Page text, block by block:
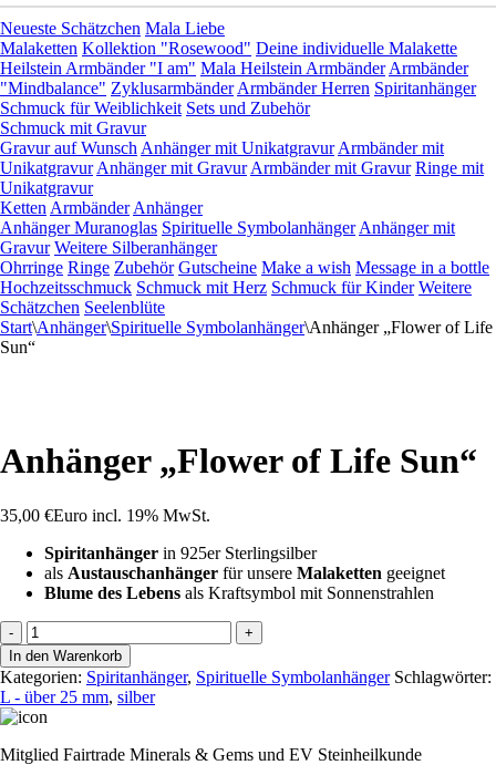
Neueste Schätzchen Mala Liebe
Malaketten Kollektion "Rosewood" Deine individuelle Malakette
Heilstein Armbänder "I am" Mala Heilstein Armbänder Armbänder
"Mindbalance" Zyklusarmbänder Armbänder Herren Spiritanhänger
Schmuck für Weiblichkeit Sets und Zubehör
Schmuck mit Gravur
Gravur auf Wunsch Anhänger mit Unikatgravur Armbänder mit
Unikatgravur Anhänger mit Gravur Armbänder mit Gravur Ringe mit
Unikatgravur
Ketten Armbänder Anhänger
Anhänger Muranoglas Spirituelle Symbolanhänger Anhänger mit
Gravur Weitere Silberanhänger
Ohrringe Ringe Zubehör Gutscheine Make a wish Message in a bottle
Hochzeitsschmuck Schmuck mit Herz Schmuck für Kinder Weitere
Schätzchen Seelenblüte
Start\Anhänger\Spirituelle Symbolanhänger\Anhänger „Flower of Life
Sun“
Anhänger „Flower of Life Sun“
35,00 €Euro incl. 19% MwSt.
Spiritanhänger in 925er Sterlingsilber
als Austauschanhänger für unsere Malaketten geeignet
Blume des Lebens als Kraftsymbol mit Sonnenstrahlen
-
Anhänger
"Flower
of
Life
Sun"
Menge
+
In den Warenkorb
Kategorien: Spiritanhänger, Spirituelle Symbolanhänger Schlagwörter:
L - über 25 mm, silber
Mitglied Fairtrade Minerals & Gems und EV Steinheilkunde